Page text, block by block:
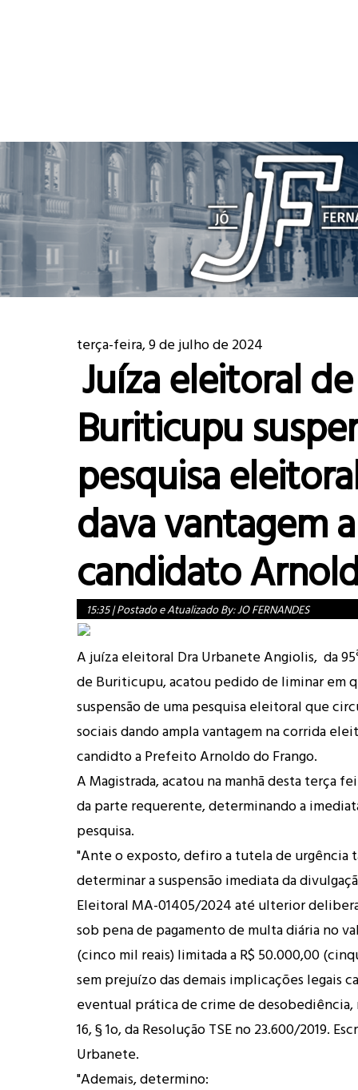
terça-feira, 9 de julho de 2024
Juíza eleitoral de
Buriticupu
pesquisa
dava vantagem
candidato
15:35|Postado e Atualizado By:JO FERNANDES
A juíza eleitoral Dra Urbanete Angiolis, da
de Buriticupu, acatou pedido de liminar em
suspensão de uma pesquisa eleitoral que
sociais dando ampla vantagem na corrida
candidto a Prefeito Arnoldo do Frango.
A Magistrada, acatou na manhã desta terça
da parte requerente, determinando a
pesquisa.
"Ante o exposto, defiro a tutela de urgência
determinar a suspensão imediata da
Eleitoral MA-01405/2024 até ulterior
sob pena de pagamento de multa diária no
(cinco mil reais) limitada a R$ 50.000,00
sem prejuízo das demais implicações legais
eventual prática de crime de desobediência,
16, § 1o, da Resolução TSE no 23.600/2019.
Urbanete.
"Ademais, determino: